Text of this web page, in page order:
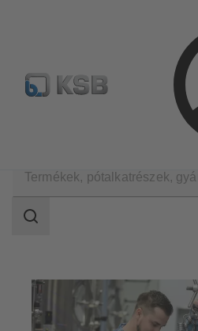
Hírlevél Termékkonfiguráció
tartomány
Keresési